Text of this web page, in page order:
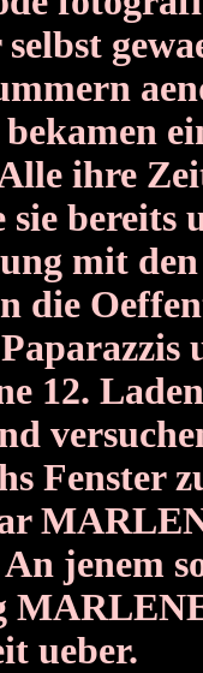
ihre
bereits
mit den
die
12.
Fenster
An jenem
ueber.